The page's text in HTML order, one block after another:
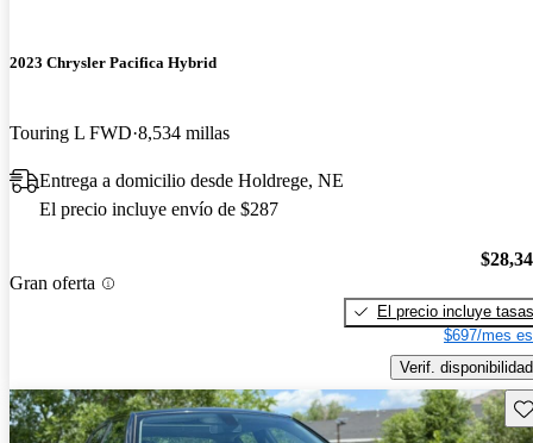
2023 Chrysler Pacifica Hybrid
Touring L FWD 8,534 millas
Entrega a domicilio desde Holdrege, NE
El precio incluye envío de $287
Gran oferta
El precio incluye tasas
$697/mes
Verif. disponibilidad